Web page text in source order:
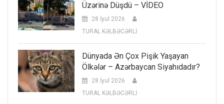
Üzərinə Düşdü – VİDEO
28 İyul 2026
TURAL KƏLBƏCƏRLİ
Dünyada Ən Çox Pişik Yaşayan
Ölkələr – Azərbaycan Siyahıdadır?
28 İyul 2026
TURAL KƏLBƏCƏRLİ